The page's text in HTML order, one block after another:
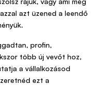
azt üzened a leendő
profin,
több új vevőt hoz,
a vállalkozásod
ezt a